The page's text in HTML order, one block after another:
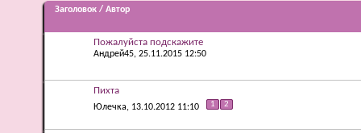
Заголовок / Автор
Пожалуйста подскажите
Андрей45, 25.11.2015 12:50
Пихта
Юлечка, 13.10.2012 11:10 1 2